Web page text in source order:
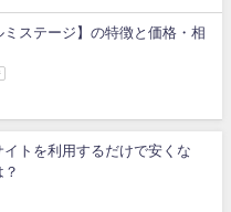
ステージ】の特徴と価格・相
イトを利用するだけで安くな